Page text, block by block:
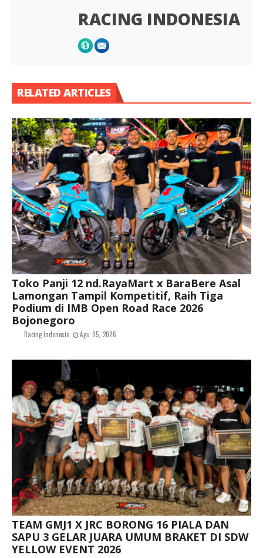
RACING INDONESIA
RELATED ARTICLES
Toko Panji 12 nd.RayaMart x BaraBere Asal
Lamongan Tampil Kompetitif, Raih Tiga
Podium di IMB Open Road Race 2026
Bojonegoro
Racing Indonesia Agu 05, 2026
TEAM GMJ1 X JRC BORONG 16 PIALA DAN
SAPU 3 GELAR JUARA UMUM BRAKET DI SDW
YELLOW EVENT 2026